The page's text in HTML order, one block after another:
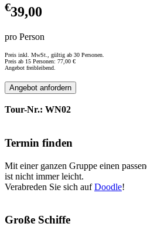
€39,00
pro Person
Preis inkl. MwSt., gültig ab 30 Personen.
Preis ab 15 Personen: 77,00 €
Angebot freibleibend.
Tour-Nr.: WN02
Termin finden
Mit einer ganzen Gruppe einen
ist nicht immer leicht.
Verabreden Sie sich aufDoodle!
Große Schiffe